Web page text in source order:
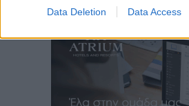
Data Deletion Data Access